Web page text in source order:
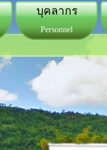
บุคลากร
Personnel